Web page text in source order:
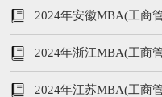
等汇总
2024年安徽MBA(工商
等汇总
2024年浙江MBA(工商
等汇总
2024年江苏MBA(工商